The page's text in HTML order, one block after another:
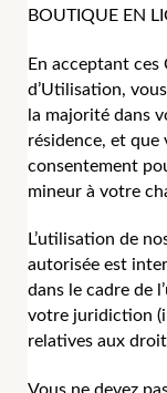
BOUTIQUE EN
En acceptant ces
d’Utilisation,
la majorité dans
résidence, et que
consentement
mineur à votre
L’utilisation de
autorisée est
dans le cadre de
votre juridiction
relatives aux